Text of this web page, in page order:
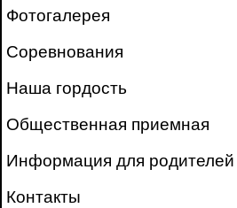
Фотогалерея
Соревнования
Наша гордость
Общественная приемная
Информация для родителей
Контакты